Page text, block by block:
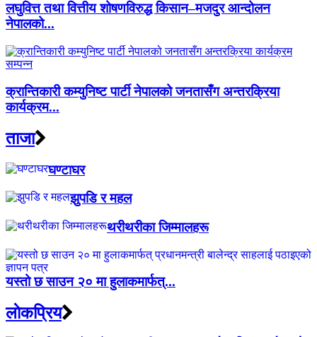
लघुवित्त तथा वित्तीय शोषणविरुद्ध किसान–मजदुर आन्दोलन
नेपालको...
क्रान्तिकारी कम्युनिष्ट पार्टी नेपालको जनतासँग अन्तरक्रिया
कार्यक्रम...
ताजा
घण्टाघर
झुपडि र महल
थरीथरीका जिम्मालहरू
यस्तो छ साउन २० मा हुलाकमार्फत्...
लाेकप्रिय